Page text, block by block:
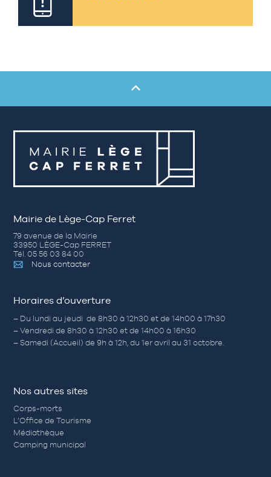
Mairie de Lège-Cap Ferret
79 avenue de la Mairie
33950 LÈGE-Cap FERRET
Tél. 05 56 03 84 00
Nous contacter
Horaires d’ouverture
– Du lundi au jeudi de 8h30 à 12h30 et de 14h00 à 17h30
– Vendredi de 8h30 à 12h30 et de 14h00 à 16h30
– Samedi (Accueil) de 9h à 12h, du 1er avril au 31 octobre.
Nos autres sites
Corps-morts
L’Office de Tourisme
Médiathèque
Camping municipal